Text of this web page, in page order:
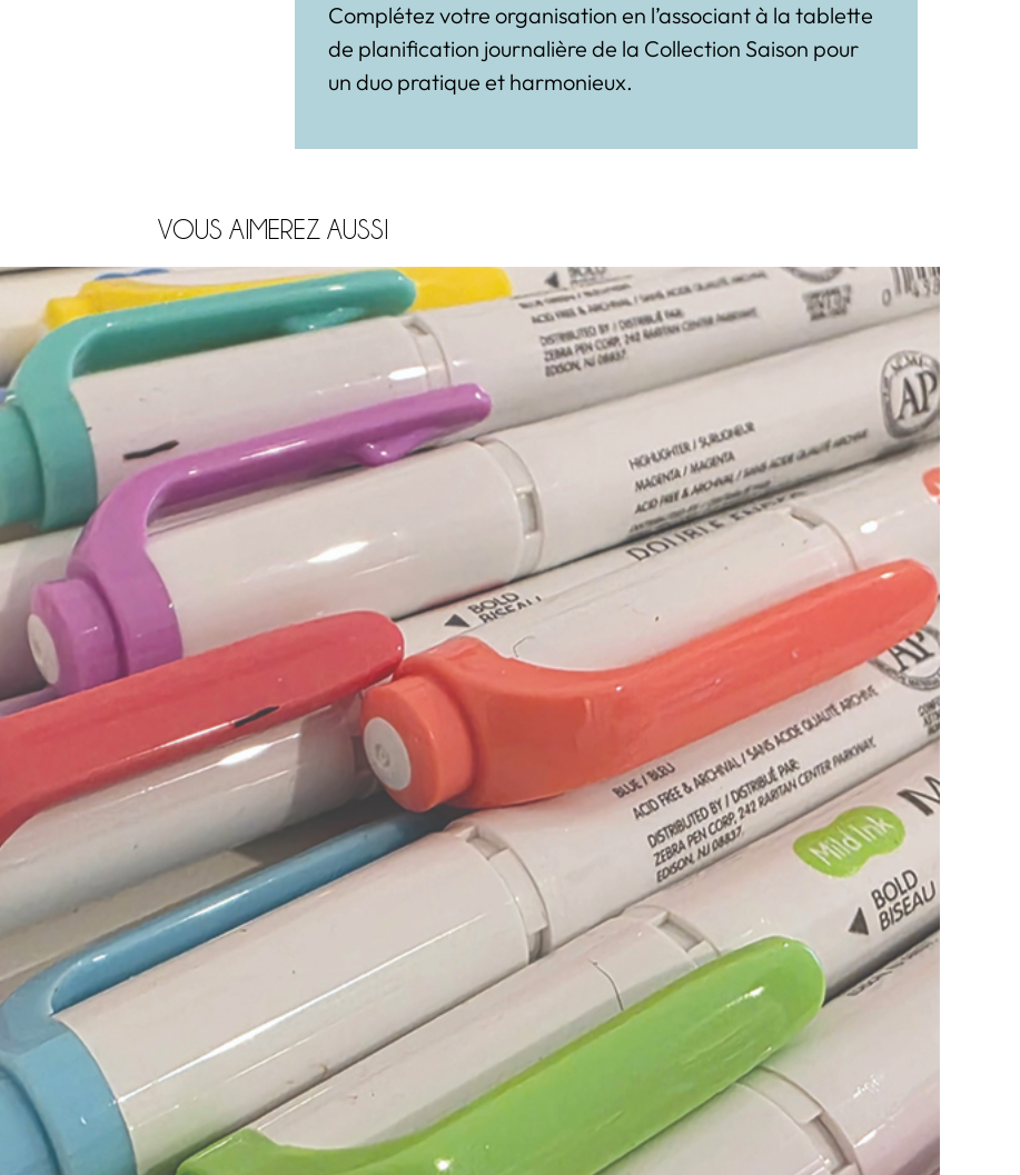
Complétez votre organisation en l’associant à la tablette
de planification journalière de la Collection Saison pour
un duo pratique et harmonieux.
VOUS AIMEREZ AUSSI